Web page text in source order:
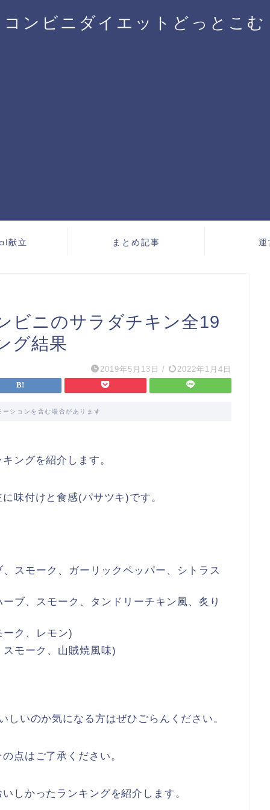
コンビニダイエットどっとこむ
献立 まとめ記事 運
ビニのサラダチキン全19
グ結果
2019年5月13日 / 2022年1月4日
ーションを含む場合があります
ングを紹介します。
味付けと食感(パサツキ)です。
スモーク、ガーリックペッパー、シトラス
ブ、スモーク、タンドリーチキン風、炙り
ク、レモン)
モーク、山賊焼風味)
いのか気になる方はぜひごらんください。
点はご了承ください。
しかったランキングを紹介します。